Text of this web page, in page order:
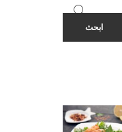
ابحث